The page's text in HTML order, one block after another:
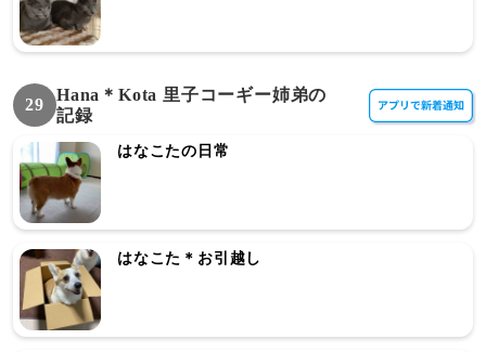
29
Hana＊Kota 里子コーギー姉弟の
記録
はなこたの日常
はなこた＊お引越し